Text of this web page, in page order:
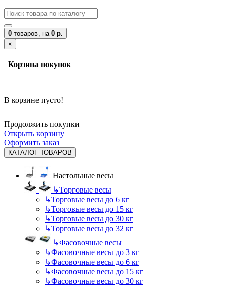
0 товаров, на 0 р.
×
Корзина покупок
В корзине пусто!
Продолжить покупки
Открыть корзину
Оформить заказ
КАТАЛОГ ТОВАРОВ
Настольные весы
↳Торговые весы
↳Торговые весы до 6 кг
↳Торговые весы до 15 кг
↳Торговые весы до 30 кг
↳Торговые весы до 32 кг
↳Фасовочные весы
↳Фасовочные весы до 3 кг
↳Фасовочные весы до 6 кг
↳Фасовочные весы до 15 кг
↳Фасовочные весы до 30 кг